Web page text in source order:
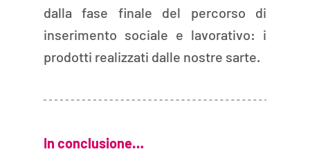
dalla fase finale del percorso di
inserimento sociale e lavorativo: i
prodotti realizzati dalle nostre sarte.
In conclusione…